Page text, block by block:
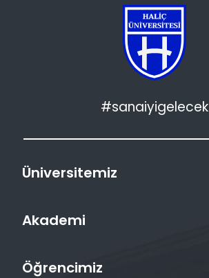
#sanaiyigelecek
Üniversitemiz
Akademi
Öğrencimiz